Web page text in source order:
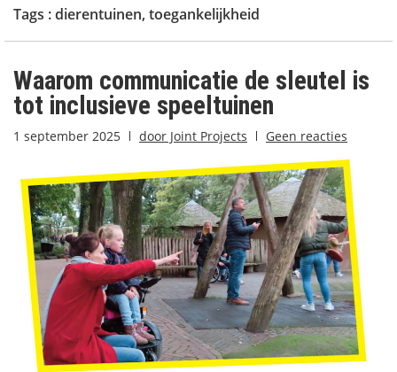
Tags :dierentuinen, toegankelijkheid
Waarom communicatie de sleutel is
tot inclusieve speeltuinen
1 september 2025 door Joint Projects Geen reacties